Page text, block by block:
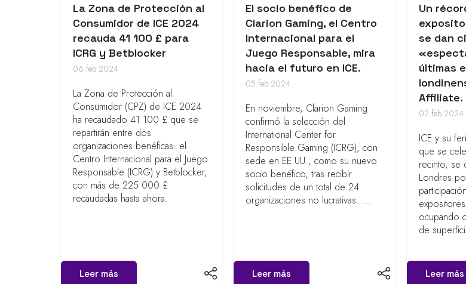
La Zona de Protección al
Consumidor de ICE 2024
recauda 41 100 £ para
ICRG y Betblocker
06 feb 2024
La Zona de Protección al
Consumidor (CPZ) de ICE 2024
ha recaudado 41 100 £ que se
repartirán entre dos
organizaciones benéficas: el
Centro Internacional para el Juego
Responsable (ICRG) y Betblocker,
con más de 225 000 £
recaudadas hasta ahora.
Leer más
El socio benéfico de
Clarion Gaming, el Centro
Internacional para el
Juego Responsable, mira
hacia el futuro en ICE.
05 feb 2024
En noviembre, Clarion Gaming
confirmó la selección del
International Center for
Responsible Gaming (ICRG), con
sede en EE.UU., como su nuevo
socio benéfico, tras recibir
solicitudes de un total de 24
organizaciones no lucrativas. ...
Leer más
Un
se dan
últimas
Affiliate.
02 feb 2024
ICE y su
que se
recinto, se
Londres
ocupando
de
Leer más